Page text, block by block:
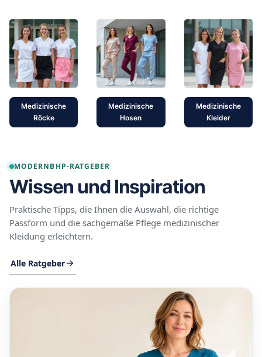
Medizinische
Röcke
Medizinische
Hosen
Medizinische
Kleider
MODERNBHP-RATGEBER
Wissen und Inspiration
Praktische Tipps, die Ihnen die Auswahl, die richtige
Passform und die sachgemäße Pflege medizinischer
Kleidung erleichtern.
Alle Ratgeber